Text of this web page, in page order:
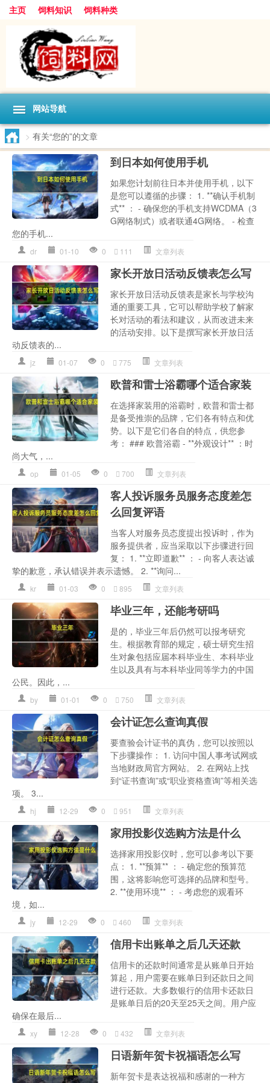
主页 饲料知识 饲料种类
网站导航
> 有关“您的”的文章
到日本如何使用手机
如果您计划前往日本并使用手机，以下
是您可以遵循的步骤： 1. **确认手机制
式** ： - 确保您的手机支持WCDMA（3
G网络制式）或者联通4G网络。 - 检查
您的手机...
dr 01-10 0 111 文章列表
家长开放日活动反馈表怎么写
家长开放日活动反馈表是家长与学校沟
通的重要工具，它可以帮助学校了解家
长对活动的看法和建议，从而改进未来
的活动安排。以下是撰写家长开放日活
动反馈表的...
jz 01-07 0 775 文章列表
欧普和雷士浴霸哪个适合家装
在选择家装用的浴霸时，欧普和雷士都
是备受推崇的品牌，它们各有特点和优
势。以下是它们各自的特点，供您参
考： ### 欧普浴霸 - **外观设计** ：时
尚大气，...
op 01-05 0 700 文章列表
客人投诉服务员服务态度差怎
么回复评语
当客人对服务员态度提出投诉时，作为
服务提供者，应当采取以下步骤进行回
复： 1. **立即道歉** ： - 向客人表达诚
挚的歉意，承认错误并表示遗憾。 2. **询问...
kr 01-03 0 895 文章列表
毕业三年，还能考研吗
是的，毕业三年后仍然可以报考研究
生。根据教育部的规定，硕士研究生招
生对象包括应届本科毕业生、本科毕业
生以及具有与本科毕业同等学力的中国
公民。因此，...
by 01-01 0 750 文章列表
会计证怎么查询真假
要查验会计证书的真伪，您可以按照以
下步骤操作： 1. 访问中国人事考试网或
当地财政局官方网站。 2. 在网站上找
到“证书查询”或“职业资格查询”等相关选
项。 3...
hj 12-29 0 951 文章列表
家用投影仪选购方法是什么
选择家用投影仪时，您可以参考以下要
点： 1. **预算** ： - 确定您的预算范
围，这将影响您可选择的品牌和型号。
2. **使用环境** ： - 考虑您的观看环
境，如...
jy 12-29 0 460 文章列表
信用卡出账单之后几天还款
信用卡的还款时间通常是从账单日开始
算起，用户需要在账单日到还款日之间
进行还款。大多数银行的信用卡还款日
是账单日后的20天至25天之间。用户应
确保在最后...
xy 12-28 0 432 文章列表
日语新年贺卡祝福语怎么写
新年贺卡是表达祝福和感谢的一种方